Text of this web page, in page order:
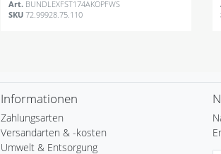
Art. BUNDLEXFST174AKOPFWS
SKU72.99928.75.110
Informationen
Zahlungsarten
Versandarten & -kosten
Umwelt & Entsorgung